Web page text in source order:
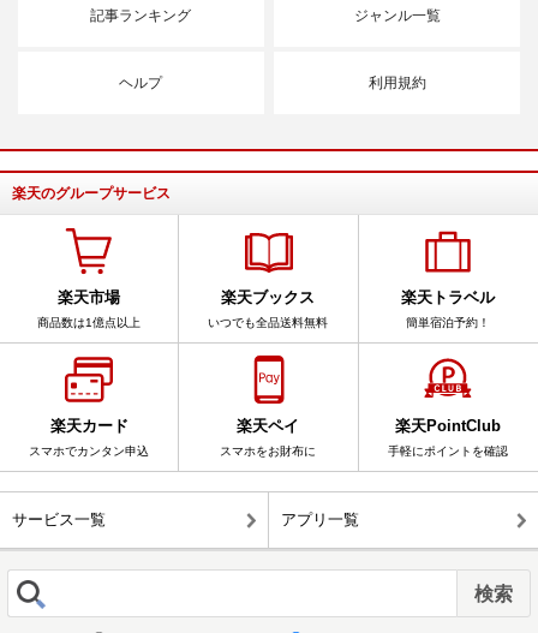
記事ランキング ジャンル一覧
ヘルプ 利用規約
楽天のグループサービス
楽天市場
商品数は1億点以上
楽天ブックス
いつでも全品送料無料
楽天トラベル
簡単宿泊予約！
楽天カード
スマホでカンタン申込
楽天ペイ
スマホをお財布に
楽天PointClub
手軽にポイントを確認
サービス一覧 アプリ一覧